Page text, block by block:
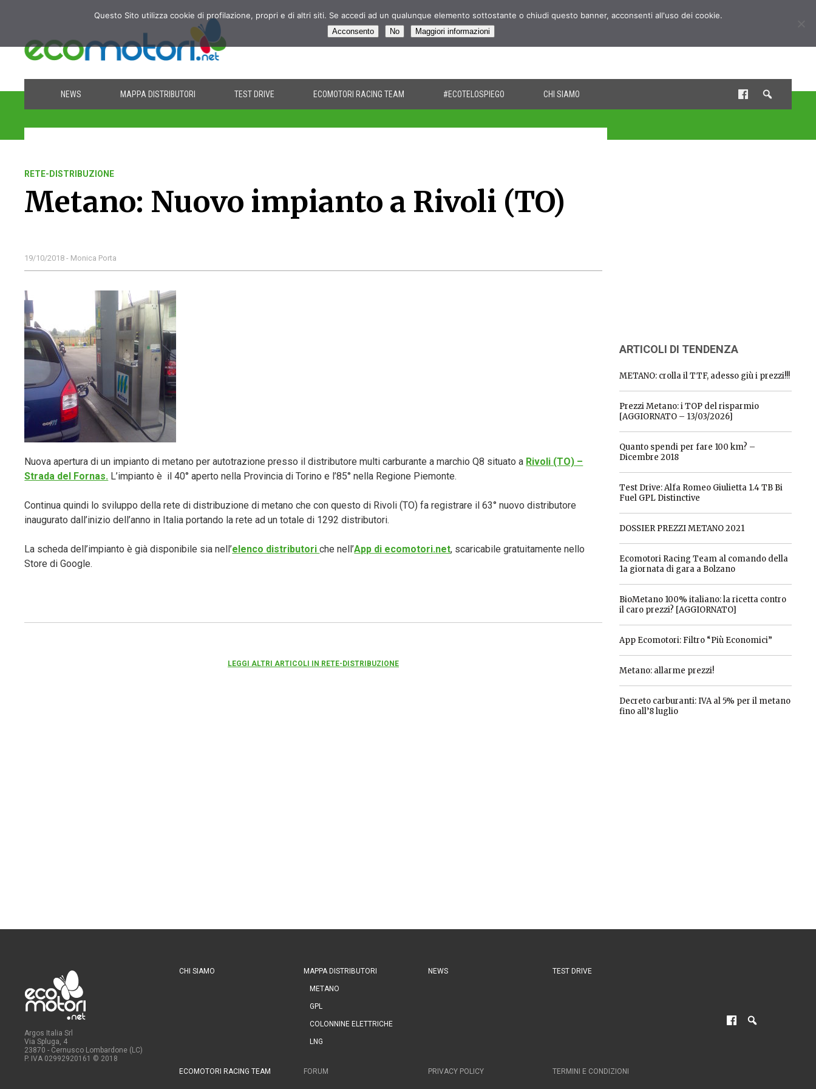
NEWS MAPPA DISTRIBUTORI TEST DRIVE ECOMOTORI RACING TEAM #ECOTELOSPIEGO CHI SIAMO
RETE-DISTRIBUZIONE
Metano: Nuovo impianto a Rivoli (TO)
19/10/2018 - Monica Porta
Nuova apertura di un impianto di metano per autotrazione presso il distributore multi carburante a marchio Q8 situato a Rivoli (TO) –
Strada del Fornas. L’impianto è il 40° aperto nella Provincia di Torino e l’85° nella Regione Piemonte.
Continua quindi lo sviluppo della rete di distribuzione di metano che con questo di Rivoli (TO) fa registrare il 63° nuovo distributore
inaugurato dall’inizio dell’anno in Italia portando la rete ad un totale di 1292 distributori.
La scheda dell’impianto è già disponibile sia nell’elenco distributoriche nell’App di ecomotori.net, scaricabile gratuitamente nello
Store di Google.
LEGGI ALTRI ARTICOLI IN RETE-DISTRIBUZIONE
ARTICOLI DI TENDENZA
METANO: crolla il TTF, adesso giù i prezzi!!!
Prezzi Metano: i TOP del risparmio
[AGGIORNATO – 13/03/2026]
Quanto spendi per fare 100 km? –
Dicembre 2018
Test Drive: Alfa Romeo Giulietta 1.4 TB Bi
Fuel GPL Distinctive
DOSSIER PREZZI METANO 2021
Ecomotori Racing Team al comando della
1a giornata di gara a Bolzano
BioMetano 100% italiano: la ricetta contro
il caro prezzi? [AGGIORNATO]
App Ecomotori: Filtro “Più Economici”
Metano: allarme prezzi!
Decreto carburanti: IVA al 5% per il metano
fino all’8 luglio
Argos Italia Srl
Via Spluga, 4
23870 - Cernusco Lombardone (LC)
P. IVA 02992920161 © 2018
CHI SIAMO MAPPA DISTRIBUTORI
METANO
GPL
COLONNINE ELETTRICHE
LNG
NEWS TEST DRIVE
ECOMOTORI RACING TEAM FORUM PRIVACY POLICY TERMINI E CONDIZIONI
Questo Sito utilizza cookie di profilazione, propri e di altri siti. Se accedi ad un qualunque elemento sottostante o chiudi questo banner, acconsenti all'uso dei cookie.
Acconsento No Maggiori informazioni